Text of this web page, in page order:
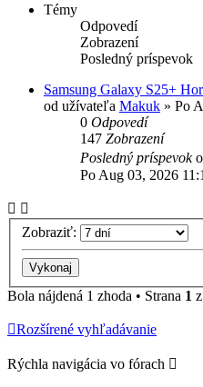
Témy
Odpovedí
Zobrazení
Posledný príspevok
Samsung Galaxy S25+
od užívateľa Makuk » Po
0 Odpovedí
147 Zobrazení
Posledný príspevok
Po Aug 03, 2026
Zobraziť:
Bola nájdená 1 zhoda • Strana 1 z
Rozšírené vyhľadávanie
Rýchla navigácia vo fórach